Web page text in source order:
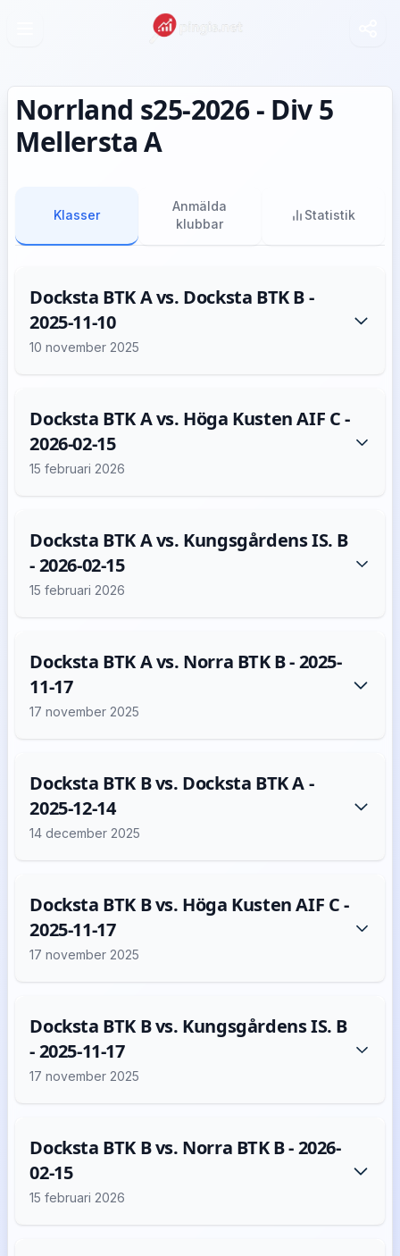
Norrland s25-2026 - Div 5
Mellersta A
Klasser
Anmälda
klubbar
Statistik
Docksta BTK A vs. Docksta BTK B -
2025-11-10
10 november 2025
Docksta BTK A vs. Höga Kusten AIF C -
2026-02-15
15 februari 2026
Docksta BTK A vs. Kungsgårdens IS. B
- 2026-02-15
15 februari 2026
Docksta BTK A vs. Norra BTK B - 2025-
11-17
17 november 2025
Docksta BTK B vs. Docksta BTK A -
2025-12-14
14 december 2025
Docksta BTK B vs. Höga Kusten AIF C -
2025-11-17
17 november 2025
Docksta BTK B vs. Kungsgårdens IS. B
- 2025-11-17
17 november 2025
Docksta BTK B vs. Norra BTK B - 2026-
02-15
15 februari 2026